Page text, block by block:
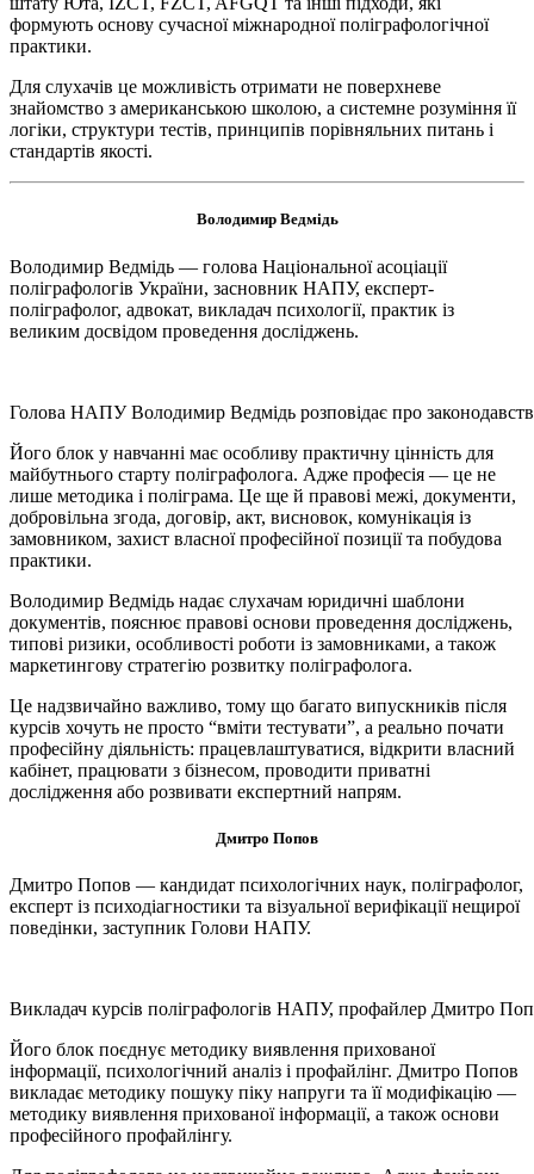
формують основу сучасної міжнародної поліграфологічної
практики.
Для слухачів це можливість отримати не поверхневе
знайомство з американською школою, а системне розуміння її
логіки, структури тестів, принципів порівняльних питань і
стандартів якості.
Володимир Ведмідь
Володимир Ведмідь — голова Національної асоціації
поліграфологів України, засновник НАПУ, експерт-
поліграфолог, адвокат, викладач психології, практик із
великим досвідом проведення досліджень.
Голова НАПУ Володимир Ведмідь розповідає про
Його блок у навчанні має особливу практичну цінність для
майбутнього старту поліграфолога. Адже професія — це не
лише методика і поліграма. Це ще й правові межі, документи,
добровільна згода, договір, акт, висновок, комунікація із
замовником, захист власної професійної позиції та побудова
практики.
Володимир Ведмідь надає слухачам юридичні шаблони
документів, пояснює правові основи проведення досліджень,
типові ризики, особливості роботи із замовниками, а також
маркетингову стратегію розвитку поліграфолога.
Це надзвичайно важливо, тому що багато випускників після
курсів хочуть не просто “вміти тестувати”, а реально почати
професійну діяльність: працевлаштуватися, відкрити власний
кабінет, працювати з бізнесом, проводити приватні
дослідження або розвивати експертний напрям.
Дмитро Попов
Дмитро Попов — кандидат психологічних наук, поліграфолог,
експерт із психодіагностики та візуальної верифікації нещирої
поведінки, заступник Голови НАПУ.
Викладач курсів поліграфологів НАПУ, профайлер Дмитро
Його блок поєднує методику виявлення прихованої
інформації, психологічний аналіз і профайлінг. Дмитро Попов
викладає методику пошуку піку напруги та її модифікацію —
методику виявлення прихованої інформації, а також основи
професійного профайлінгу.